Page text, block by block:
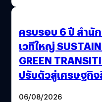
ครบรอบ 6 ปี สำนัก
เวทีใหญ่
GREEN
ปรับตัวสู่เศรษฐกิ
06/08/2026